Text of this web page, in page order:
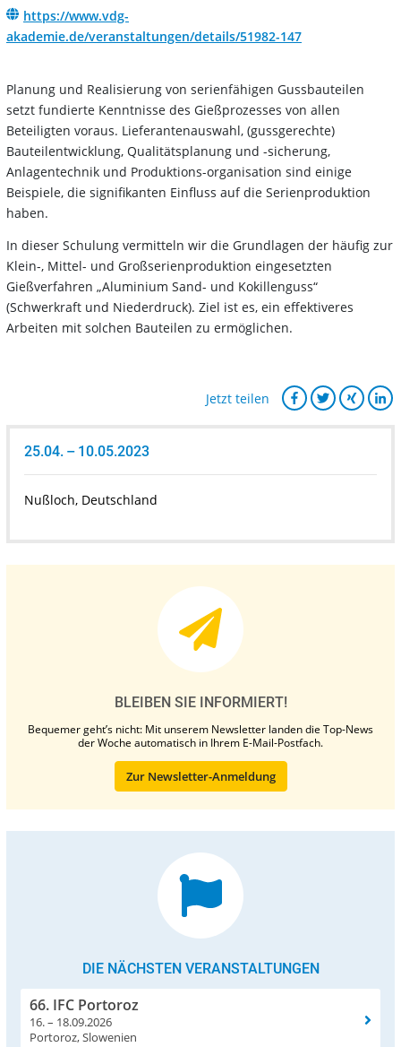
https://www.vdg-
akademie.de/veranstaltungen/details/51982-147
Planung und Realisierung von serienfähigen Gussbauteilen
setzt fundierte Kenntnisse des Gießprozesses von allen
Beteiligten voraus. Lieferantenauswahl, (gussgerechte)
Bauteilentwicklung, Qualitätsplanung und -sicherung,
Anlagentechnik und Produktions-organisation sind einige
Beispiele, die signifikanten Einfluss auf die Serienproduktion
haben.
In dieser Schulung vermitteln wir die Grundlagen der häufig zur
Klein-, Mittel- und Großserienproduktion eingesetzten
Gießverfahren „Aluminium Sand- und Kokillenguss“
(Schwerkraft und Niederdruck). Ziel ist es, ein effektiveres
Arbeiten mit solchen Bauteilen zu ermöglichen.
Jetzt teilen
25.04. – 10.05.2023
Nußloch, Deutschland
BLEIBEN SIE INFORMIERT!
Bequemer geht’s nicht: Mit unserem Newsletter landen die Top-News
der Woche automatisch in Ihrem E-Mail-Postfach.
Zur Newsletter-Anmeldung
DIE NÄCHSTEN VERANSTALTUNGEN
66. IFC Portoroz
16. – 18.09.2026
Portoroz, Slowenien